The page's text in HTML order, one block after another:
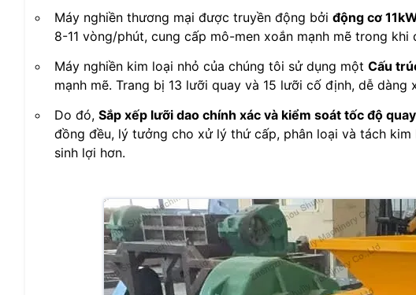
Máy nghiền thương mại được truyền động bởi động cơ
8-11 vòng/phút, cung cấp mô-men xoắn mạnh mẽ trong
Máy nghiền kim loại nhỏ của chúng tôi sử dụng một Cấu
mạnh mẽ. Trang bị 13 lưỡi quay và 15 lưỡi cố định, dễ
Do đó, Sắp xếp lưỡi dao chính xác và kiểm soát tốc độ quay
đồng đều, lý tưởng cho xử lý thứ cấp, phân loại và tách
sinh lợi hơn.